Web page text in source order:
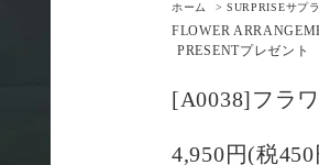
ホーム
> SURPRISEサプ
FLOWER
PRESENTプレゼント
[A0038]フラ
4,950円(税